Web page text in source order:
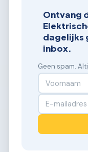
Ontvang
dagelijks
inbox.
Geen spam.